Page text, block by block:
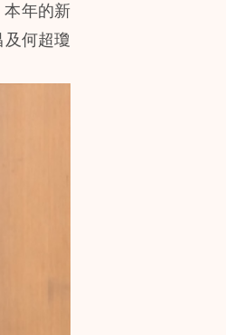
本年的新
何超瓊